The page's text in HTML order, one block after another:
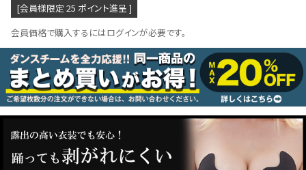
浴衣
コスプレ
クリスマス
[会員様限定 25 ポイント進呈 ]
会員価格で購入するにはログインが必要です。